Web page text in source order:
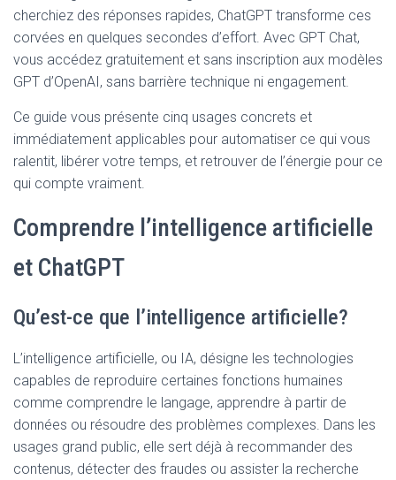
i
n
cherchiez des réponses rapides, ChatGPT transforme ces
corvées en quelques secondes d’effort. Avec GPT Chat,
vous accédez gratuitement et sans inscription aux modèles
GPT d’OpenAI, sans barrière technique ni engagement.
Ce guide vous présente cinq usages concrets et
immédiatement applicables pour automatiser ce qui vous
ralentit, libérer votre temps, et retrouver de l’énergie pour ce
qui compte vraiment.
Comprendre l’intelligence artificielle
et ChatGPT
Qu’est-ce que l’intelligence artificielle?
L’intelligence artificielle, ou IA, désigne les technologies
capables de reproduire certaines fonctions humaines
comme comprendre le langage, apprendre à partir de
données ou résoudre des problèmes complexes. Dans les
usages grand public, elle sert déjà à recommander des
contenus, détecter des fraudes ou assister la recherche